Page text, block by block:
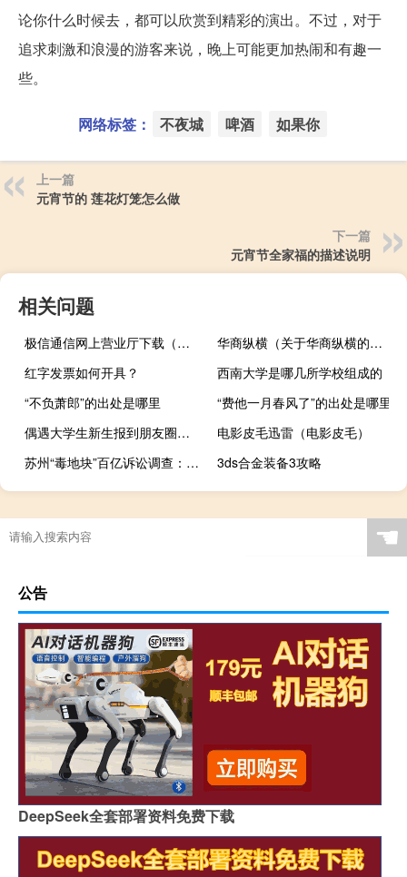
论你什么时候去，都可以欣赏到精彩的演出。不过，对于
追求刺激和浪漫的游客来说，晚上可能更加热闹和有趣一
些。
网络标签： 不夜城 啤酒 如果你
上一篇
元宵节的 莲花灯笼怎么做
下一篇
元宵节全家福的描述说明
相关问题
极信通信网上营业厅下载（极信通信网上营业厅）
华商纵横（关于华商纵横的介绍）
红字发票如何开具？
西南大学是哪几所学校组成的
“不负萧郎”的出处是哪里
“费他一月春风了”的出处是哪里
偶遇大学生新生报到朋友圈文案
电影皮毛迅雷（电影皮毛）
苏州“毒地块”百亿诉讼调查：官方回复“按照法律途径正常解决”苏钢集团回避采访现场存污染风险严禁入内
3ds合金装备3攻略
☚
公告
DeepSeek全套部署资料免费下载